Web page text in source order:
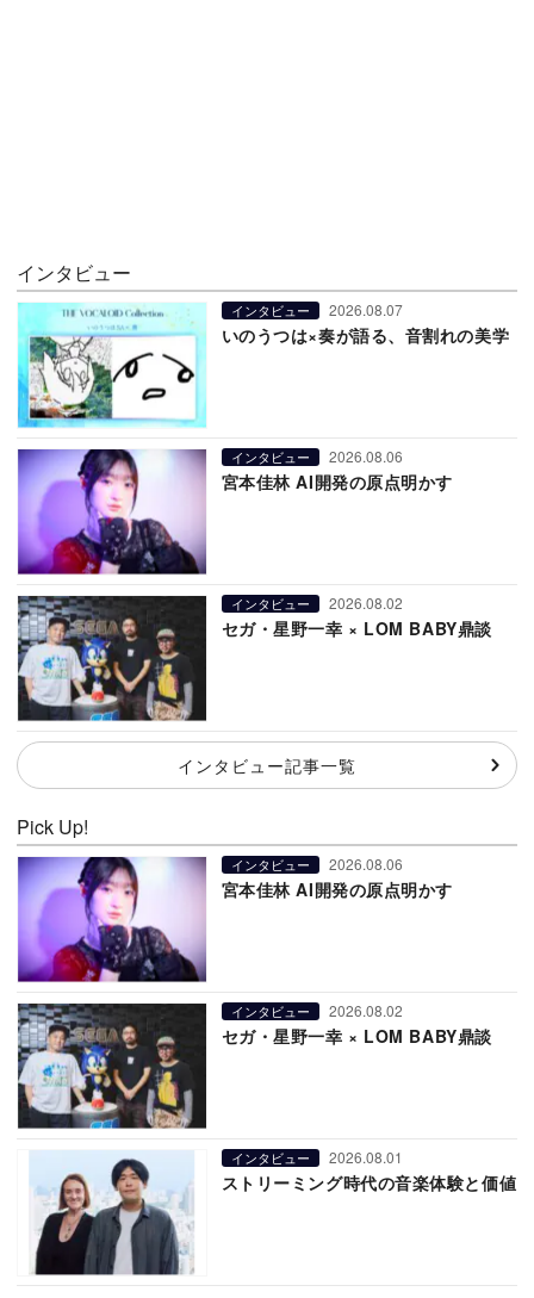
インタビュー
インタビュー 2026.08.07
いのうつは×奏が語る、音割れの美学
インタビュー 2026.08.06
宮本佳林 AI開発の原点明かす
インタビュー 2026.08.02
セガ・星野一幸 × LOM BABY鼎談
インタビュー記事一覧
Pick Up!
インタビュー 2026.08.06
宮本佳林 AI開発の原点明かす
インタビュー 2026.08.02
セガ・星野一幸 × LOM BABY鼎談
インタビュー 2026.08.01
ストリーミング時代の音楽体験と価値